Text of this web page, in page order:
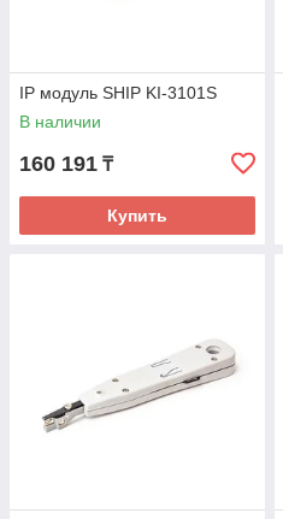
IP модуль SHIP KI-3101S
В наличии
160 191 ₸
Купить